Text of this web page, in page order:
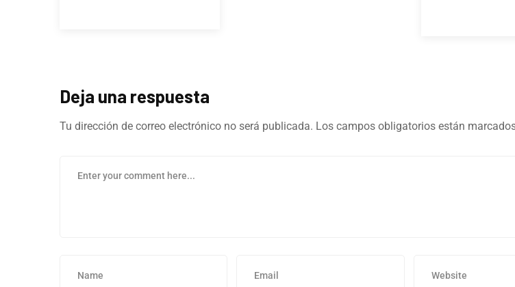
Deja una respuesta
Tu dirección de correo electrónico no será publicada. Los campos obligatorios están